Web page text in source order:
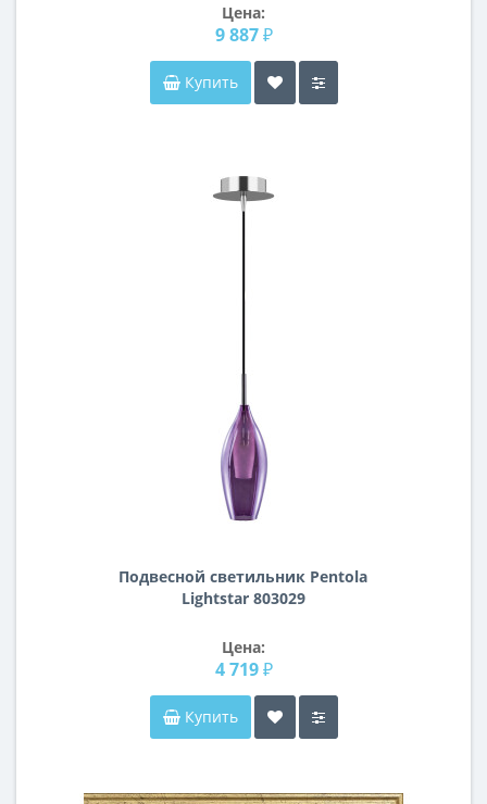
Цена:
9 887 ₽
Купить
Подвесной светильник Pentola
Lightstar 803029
Цена:
4 719 ₽
Купить